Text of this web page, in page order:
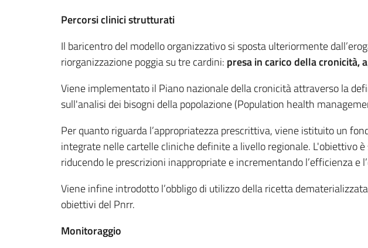
Percorsi clinici strutturati
Il baricentro del modello organizzativo si sposta ulteriormente
riorganizzazione poggia su tre cardini: presa in carico della cronicità,
Viene implementato il Piano nazionale della cronicità attraverso la
sull'analisi dei bisogni della popolazione (Population health
Per quanto riguarda l’appropriatezza prescrittiva, viene istituito un
integrate nelle cartelle cliniche definite a livello regionale. L'obiettivo
riducendo le prescrizioni inappropriate e incrementando l’efficienza e
Viene infine introdotto l’obbligo di utilizzo della ricetta
obiettivi del Pnrr.
Monitoraggio